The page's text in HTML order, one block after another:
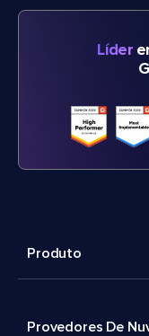
Líder
Produto
Provedores De